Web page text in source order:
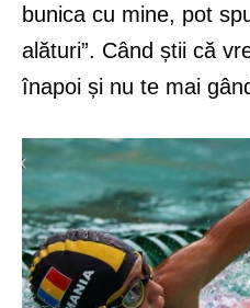
bunica cu mine, pot
alături”. Când știi că
înapoi și nu te mai